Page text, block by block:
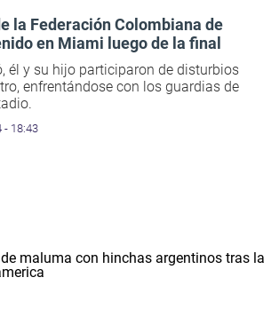
la Federación Colombiana de
en Miami luego de la final
él y su hijo participaron de disturbios
enfrentándose con los guardias de
- 18:43